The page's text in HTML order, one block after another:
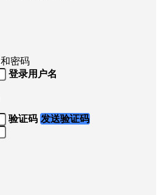
和密码
登录用户名
验证码 发送验证码